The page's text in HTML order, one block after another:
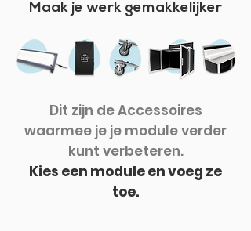
Maak je werk gemakkelijker
Dit zijn de Accessoires
waarmee je je module verder
kunt verbeteren.
Kies een module en voeg ze
toe.